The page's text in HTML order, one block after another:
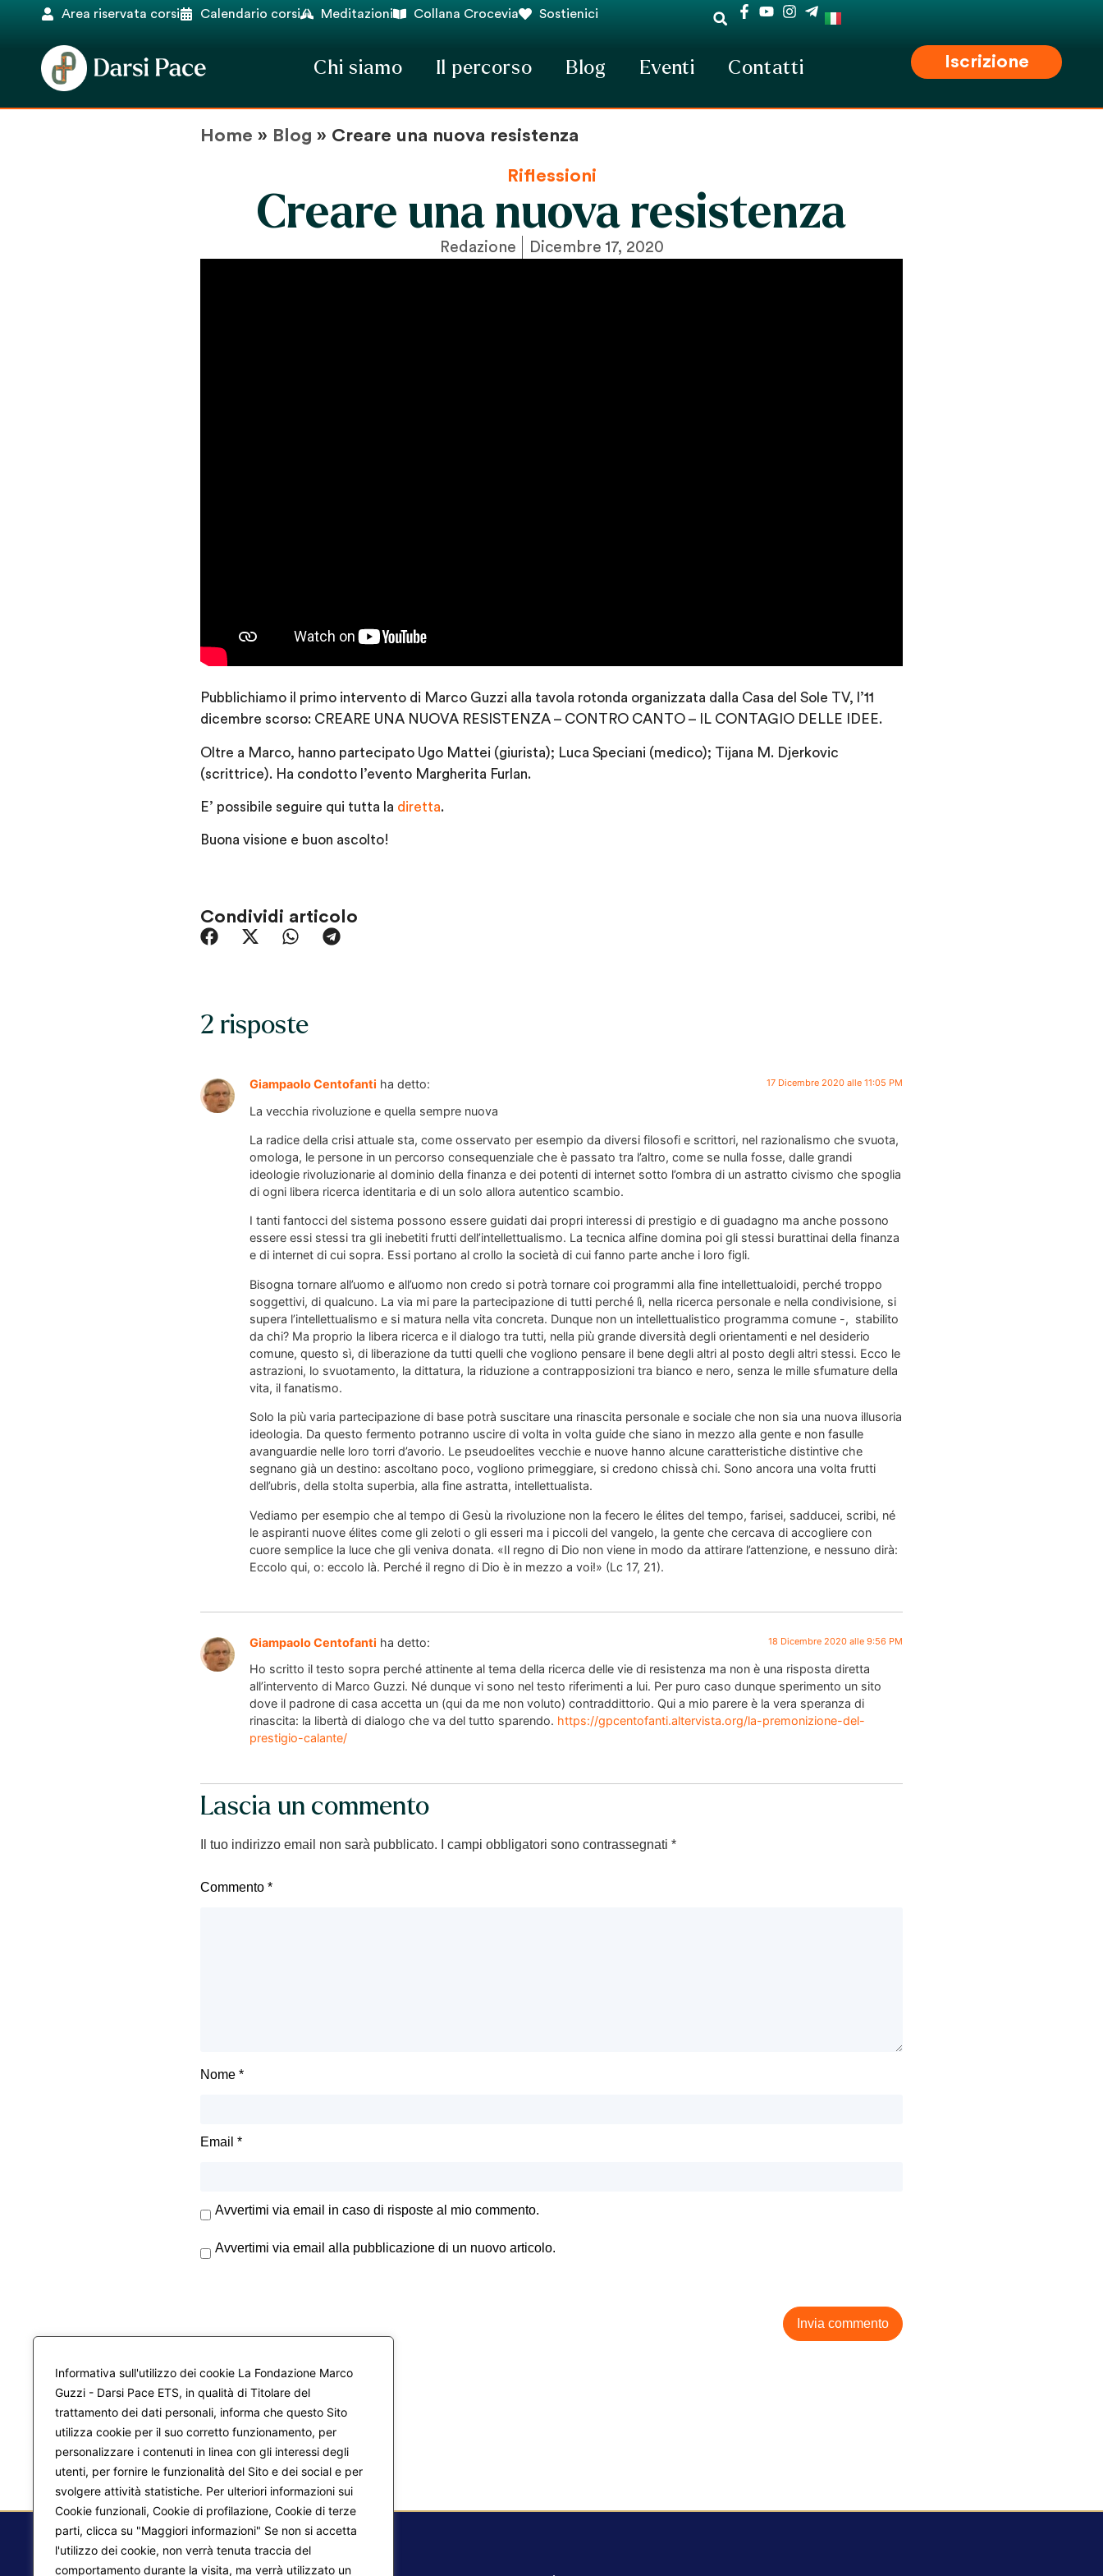
Informativa sull'utilizzo dei cookie La Fondazione Marco
Guzzi - Darsi Pace ETS, in qualità di Titolare del
trattamento dei dati personali, informa che questo Sito
utilizza cookie per il suo corretto funzionamento, per
personalizzare i contenuti in linea con gli interessi degli
utenti, per fornire le funzionalità del Sito e dei social e per
svolgere attività statistiche. Per ulteriori informazioni sui
Cookie funzionali, Cookie di profilazione, Cookie di terze
parti, clicca su "Maggiori informazioni" Se non si accetta
l'utilizzo dei cookie, non verrà tenuta traccia del
comportamento durante la visita, ma verrà utilizzato un
Area riservata corsi Calendario corsi Meditazioni Collana Crocevia Sostienici
Chi siamo Il percorso Blog Eventi Contatti Iscrizione
Home » Blog » Creare una nuova resistenza
Riflessioni
Creare una nuova resistenza
Redazione Dicembre 17, 2020
Pubblichiamo il primo intervento di Marco Guzzi alla tavola rotonda organizzata dalla Casa del Sole TV, l’11
dicembre scorso: CREARE UNA NUOVA RESISTENZA – CONTRO CANTO – IL CONTAGIO DELLE IDEE.
Oltre a Marco, hanno partecipato Ugo Mattei (giurista); Luca Speciani (medico); Tijana M. Djerkovic
(scrittrice). Ha condotto l’evento Margherita Furlan.
E’ possibile seguire qui tutta la diretta.
Buona visione e buon ascolto!
Condividi articolo
2 risposte
Giampaolo Centofanti ha detto: 17 Dicembre 2020 alle 11:05 PM
La vecchia rivoluzione e quella sempre nuova
La radice della crisi attuale sta, come osservato per esempio da diversi filosofi e scrittori, nel razionalismo che svuota,
omologa, le persone in un percorso consequenziale che è passato tra l’altro, come se nulla fosse, dalle grandi
ideologie rivoluzionarie al dominio della finanza e dei potenti di internet sotto l’ombra di un astratto civismo che spoglia
di ogni libera ricerca identitaria e di un solo allora autentico scambio.
I tanti fantocci del sistema possono essere guidati dai propri interessi di prestigio e di guadagno ma anche possono
essere essi stessi tra gli inebetiti frutti dell’intellettualismo. La tecnica alfine domina poi gli stessi burattinai della finanza
e di internet di cui sopra. Essi portano al crollo la società di cui fanno parte anche i loro figli.
Bisogna tornare all’uomo e all’uomo non credo si potrà tornare coi programmi alla fine intellettualoidi, perché troppo
soggettivi, di qualcuno. La via mi pare la partecipazione di tutti perché lì, nella ricerca personale e nella condivisione, si
supera l’intellettualismo e si matura nella vita concreta. Dunque non un intellettualistico programma comune -, stabilito
da chi? Ma proprio la libera ricerca e il dialogo tra tutti, nella più grande diversità degli orientamenti e nel desiderio
comune, questo sì, di liberazione da tutti quelli che vogliono pensare il bene degli altri al posto degli altri stessi. Ecco le
astrazioni, lo svuotamento, la dittatura, la riduzione a contrapposizioni tra bianco e nero, senza le mille sfumature della
vita, il fanatismo.
Solo la più varia partecipazione di base potrà suscitare una rinascita personale e sociale che non sia una nuova illusoria
ideologia. Da questo fermento potranno uscire di volta in volta guide che siano in mezzo alla gente e non fasulle
avanguardie nelle loro torri d’avorio. Le pseudoelites vecchie e nuove hanno alcune caratteristiche distintive che
segnano già un destino: ascoltano poco, vogliono primeggiare, si credono chissà chi. Sono ancora una volta frutti
dell’ubris, della stolta superbia, alla fine astratta, intellettualista.
Vediamo per esempio che al tempo di Gesù la rivoluzione non la fecero le élites del tempo, farisei, sadducei, scribi, né
le aspiranti nuove élites come gli zeloti o gli esseri ma i piccoli del vangelo, la gente che cercava di accogliere con
cuore semplice la luce che gli veniva donata. «Il regno di Dio non viene in modo da attirare l’attenzione, e nessuno dirà:
Eccolo qui, o: eccolo là. Perché il regno di Dio è in mezzo a voi!» (Lc 17, 21).
Giampaolo Centofanti ha detto: 18 Dicembre 2020 alle 9:56 PM
Ho scritto il testo sopra perché attinente al tema della ricerca delle vie di resistenza ma non è una risposta diretta
all’intervento di Marco Guzzi. Né dunque vi sono nel testo riferimenti a lui. Per puro caso dunque sperimento un sito
dove il padrone di casa accetta un (qui da me non voluto) contraddittorio. Qui a mio parere è la vera speranza di
rinascita: la libertà di dialogo che va del tutto sparendo. https://gpcentofanti.altervista.org/la-premonizione-del-
prestigio-calante/
Lascia un commento
Il tuo indirizzo email non sarà pubblicato. I campi obbligatori sono contrassegnati *
Commento *
Nome *
Email *
Avvertimi via email in caso di risposte al mio commento.
Avvertimi via email alla pubblicazione di un nuovo articolo.